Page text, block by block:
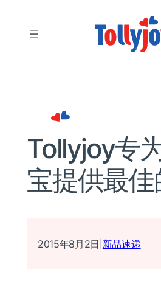
Tollyjoy专
宝提供最
2015年8月2日 新品速递